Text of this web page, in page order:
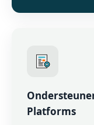
Platforms